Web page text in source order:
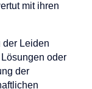
mit ihren
der Leiden
oder
der